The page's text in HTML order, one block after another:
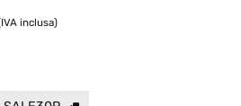
inclusa)